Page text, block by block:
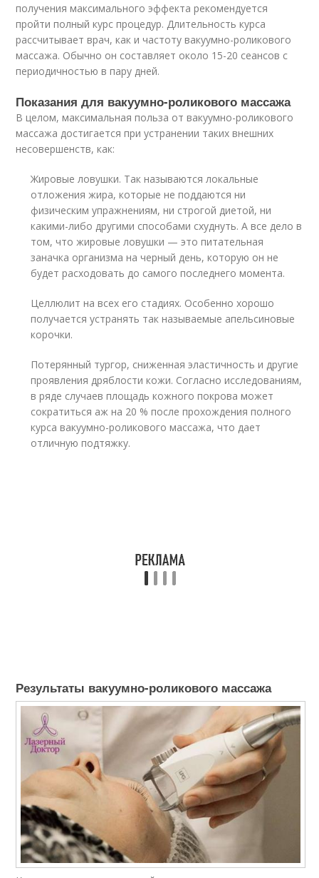
получения максимального эффекта рекомендуется
пройти полный курс процедур. Длительность курса
рассчитывает врач, как и частоту вакуумно-роликового
массажа. Обычно он составляет около 15-20 сеансов с
периодичностью в пару дней.
Показания для вакуумно-роликового массажа
В целом, максимальная польза от вакуумно-роликового
массажа достигается при устранении таких внешних
несовершенств, как:
Жировые ловушки. Так называются локальные
отложения жира, которые не поддаются ни
физическим упражнениям, ни строгой диетой, ни
какими-либо другими способами схуднуть. А все дело в
том, что жировые ловушки — это питательная
заначка организма на черный день, которую он не
будет расходовать до самого последнего момента.
Целлюлит на всех его стадиях. Особенно хорошо
получается устранять так называемые апельсиновые
корочки.
Потерянный тургор, сниженная эластичность и другие
проявления дряблости кожи. Согласно исследованиям,
в ряде случаев площадь кожного покрова может
сократиться аж на 20 % после прохождения полного
курса вакуумно-роликового массажа, что дает
отличную подтяжку.
Результаты вакуумно-роликового массажа